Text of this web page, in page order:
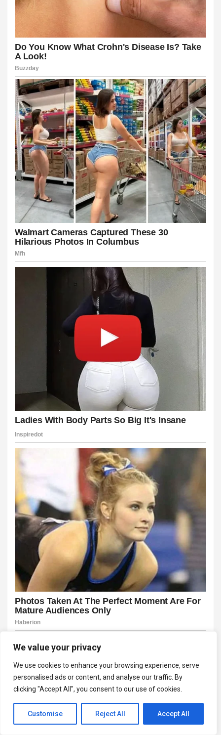
We value your privacy
We use cookies to enhance your browsing experience, serve
personalised ads or content, and analyse our traffic. By
clicking "Accept All", you consent to our use of cookies.
Customise Reject All Accept All